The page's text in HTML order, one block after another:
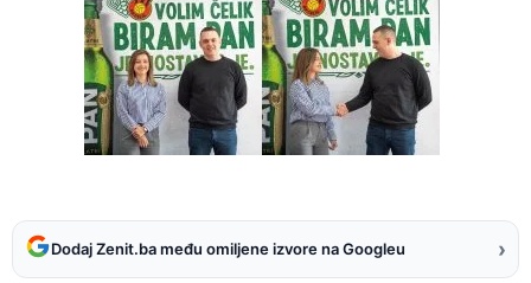
Dodaj Zenit.ba među omiljene izvore na Googleu ›